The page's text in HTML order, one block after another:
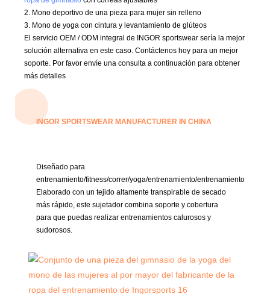
2. Mono deportivo de una pieza para mujer sin relleno
3. Mono de yoga con cintura y levantamiento de glúteos
El servicio OEM / ODM integral de INGOR sportswear sería la mejor
solución alternativa en este caso. Contáctenos hoy para un mejor
soporte. Por favor envíe una consulta a continuación para obtener
más detalles
INGOR SPORTSWEAR MANUFACTURER IN CHINA
Diseñado para
entrenamiento/fitness/correr/yoga/entrenamiento/entrenamiento
Elaborado con un tejido altamente transpirable de secado
más rápido, este sujetador combina soporte y cobertura
para que puedas realizar entrenamientos calurosos y
sudorosos.